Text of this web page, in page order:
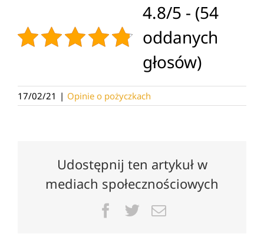
4.8/5 - (54
oddanych
głosów)
17/02/21 | Opinie o pożyczkach
Udostępnij ten artykuł w
mediach społecznościowych
Facebook
TwitterEmail